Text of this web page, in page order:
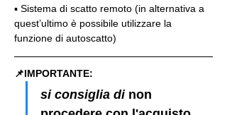
▪️ Sistema di scatto remoto (in alternativa a
quest’ultimo è possibile utilizzare la
funzione di autoscatto)
📌IMPORTANTE:
si consiglia di non